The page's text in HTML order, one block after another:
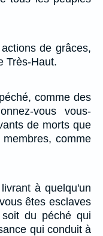
de grâces,
Très-Haut.
comme des
vous vous-
de morts que
comme
à quelqu'un
êtes esclaves
du péché qui
qui conduit à